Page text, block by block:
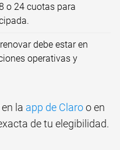
o 24 cuotas para
debe estar en
operativas y
la app de Claroo en
de tu elegibilidad.